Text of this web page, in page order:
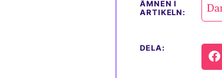
ÄMNEN I
ARTIKELN:
DELA: